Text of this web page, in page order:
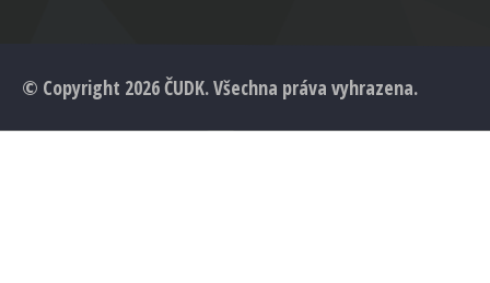
© Copyright 2026 ČUDK. Všechna práva vyhrazena.